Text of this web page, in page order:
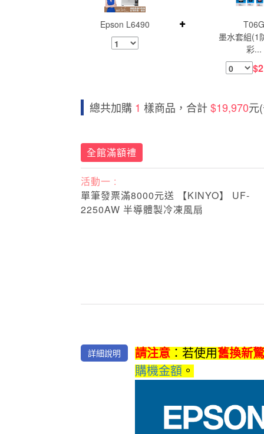
Epson L6490
T06G
墨水套組(1
彩...
總共加購 1 樣商品，合計$19,970元
全館滿額禮
活動一 :
單筆發票滿8000元送 【KINYO】 UF-
2250AW 半導體製冷凍風扇
詳細說明 請注意：若使用舊換新
購機金額 。